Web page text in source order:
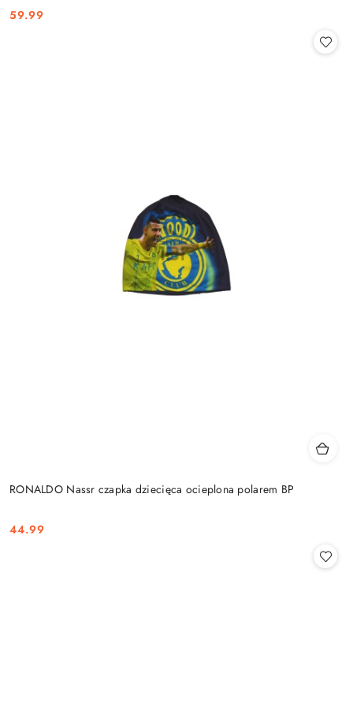
Cena:
59.99
RONALDO Nassr czapka dziecięca ocieplona polarem BP
Cena:
44.99